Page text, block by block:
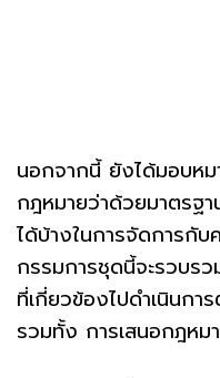
นอกจากนี้ ยังได้มอบหม
กฎหมายว่าด้วยมาตรฐา
ได้บ้างในการจัดการกั
กรรมการชุดนี้จะรวบร
ที่เกี่ยวข้องไปดำเนินกา
รวมทั้ง การเสนอกฎหม